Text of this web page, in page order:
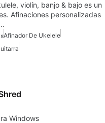
violín, banjo & bajo es un
Afinaciones personalizadas
Afinador De Ukelele
Windows